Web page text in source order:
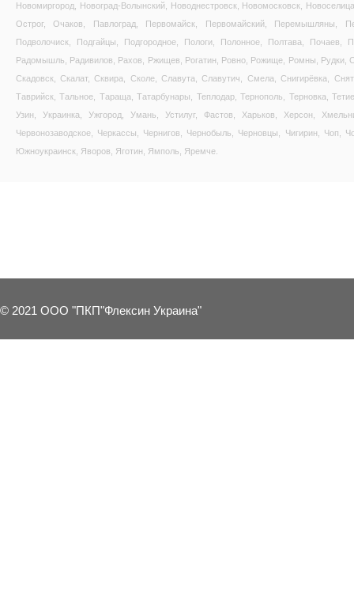
Новомиргород, Новоград-Волынский, Новоднестровск, Новомосковск,
Острог, Очаков, Павлоград, Первомайск, Первомайский, Перемышляны,
Подволочиск, Подгайцы, Подгородное, Пологи, Полонное, Полтава,
Радомышль, Радивилов, Рахов, Ржищев, Рогатин, Ровно, Рожище, Ромны, Рудки,
Скадовск, Скалат, Сквира, Сколе, Славута, Славутич, Смела, Снигирёвка,
Таврийск, Тальное, Тараща, Татарбунары, Теплодар, Тернополь, Терновка,
Узин, Украинка, Ужгород, Умань, Устилуг, Фастов, Харьков, Херсон,
Червонозаводское, Черкассы, Чернигов, Чернобыль, Черновцы, Чигирин,
Южноукраинск, Яворов, Яготин, Ямполь, Яремче.
© 2021 ООО "ПКП"Флексин Украина"